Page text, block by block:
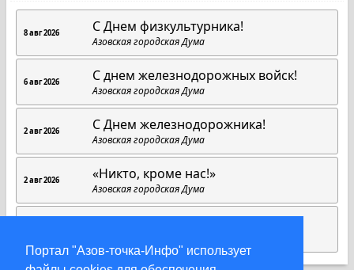
Портал "Азов-точка-Инфо" использует
8 авг 2026 C Днем физкультурника!
Азовская городская Дума
6 авг 2026 С днем железнодорожных войск!
Азовская городская Дума
2 авг 2026 С Днем железнодорожника!
Азовская городская Дума
2 авг 2026 «Никто, кроме нас!»
Азовская городская Дума